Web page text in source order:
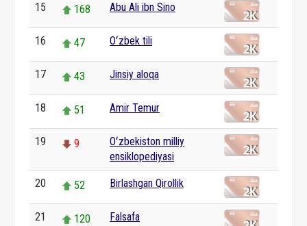
15 168 Abu Ali ibn Sino
16 47 Oʻzbek tili
17 43 Jinsiy aloqa
18 51 Amir Temur
19 9
Oʻzbekiston milliy
ensiklopediyasi
20 52 Birlashgan Qirollik
21 120 Falsafa